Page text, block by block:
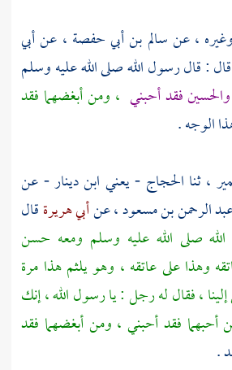
وغيره ، عنسالم بن أبي حفصة ، عنأبي
قال : قال رسول الله صلى الله عليه وسلم
فقد أحبني ، ومن أبغضهما فقد
الوجه .
، ثنا الحجاج - يعني ابن دينار- عن
الرحمن بن مسعود، عنأبي هريرةقال
صلى الله عليه وسلم ومعه حسن
وهذا على عاتقه ، وهو يلثم هذا مرة
، فقال له رجل : يا رسول الله ، إنك
فقد أحبني ، ومن أبغضهما فقد
.